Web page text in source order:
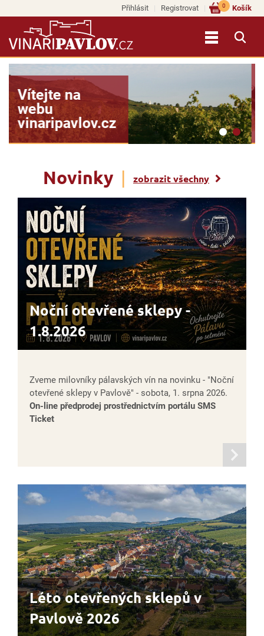
Přihlásit Registrovat Košík
0
Vína našich
vinařů si
objednejte na
e-shopu >>
Novinky | zobrazit všechny
Noční otevřené sklepy -
1.8.2026
Zveme milovníky pálavských vín na novinku - "Noční
otevřené sklepy v Pavlově" - sobota, 1. srpna 2026.
On-line předprodej prostřednictvím portálu SMS
Ticket
Léto otevřených sklepů v
Pavlově 2026